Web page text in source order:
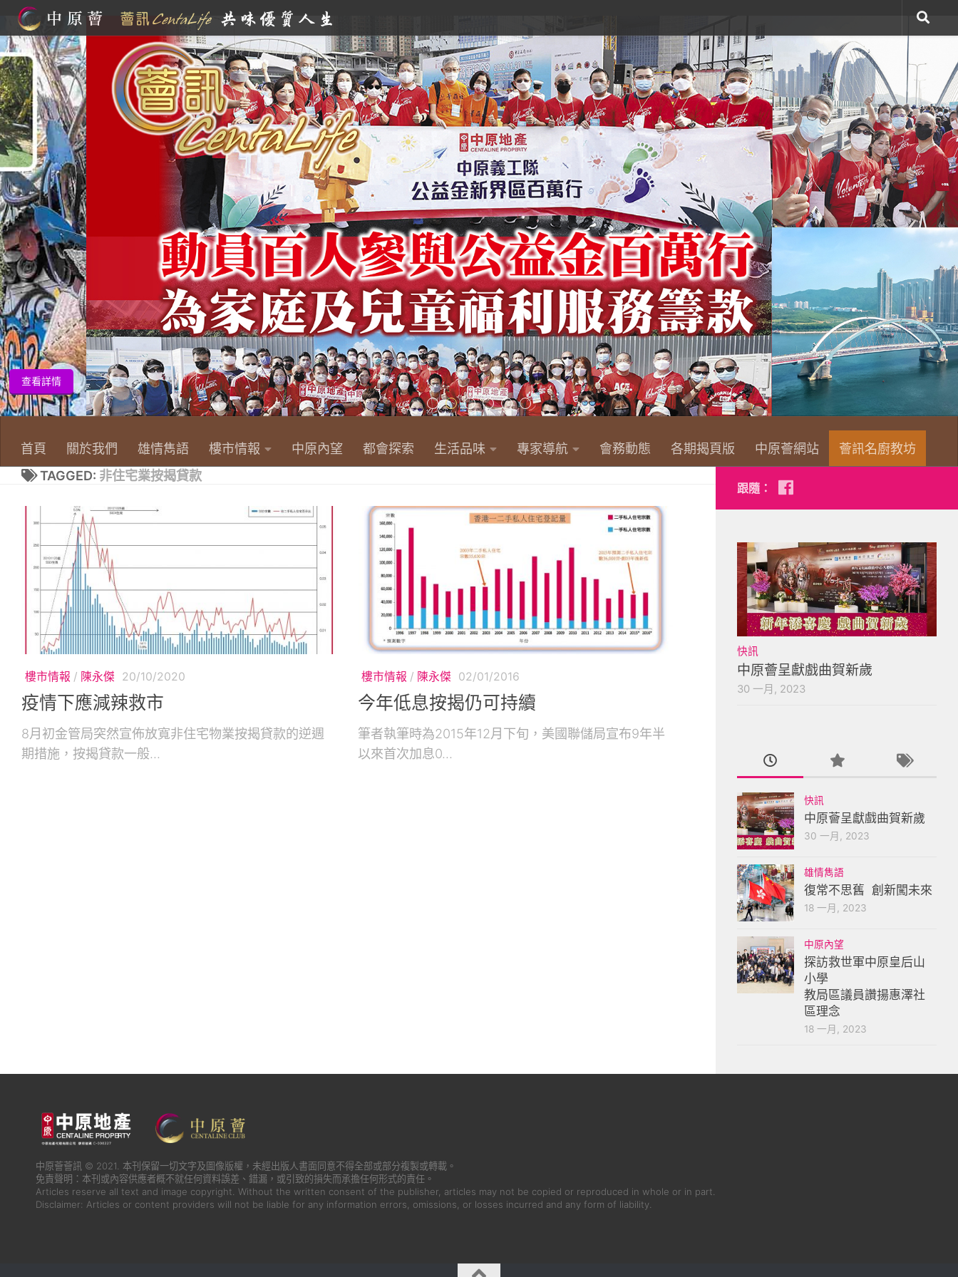
首頁 關於我們 雄情雋語 樓市情報 中原內望 都會探索 生活品味 專家導航 會務動態 各期揭頁版 中原薈網站
薈訊名廚教坊
TAGGED: 非住宅業按揭貸款
樓市情報 / 陳永傑 20/10/2020
疫情下應減辣救市
8月初金管局突然宣佈放寬非住宅物業按揭貸款的逆週
期措施，按揭貸款一般...
樓市情報 / 陳永傑 02/01/2016
今年低息按揭仍可持續
筆者執筆時為2015年12月下旬，美國聯儲局宣布9年半
以來首次加息0...
跟隨：
快訊
中原薈呈獻戲曲賀新歲
30 一月, 2023
快訊
中原薈呈獻戲曲賀新歲
30 一月, 2023
雄情雋語
復常不思舊 創新闖未來
18 一月, 2023
中原內望
探訪救世軍中原皇后山
小學
教局區議員讚揚惠澤社
區理念
18 一月, 2023
中原薈薈訊 © 2021. 本刊保留一切文字及圖像版權，未經出版人書面同意不得全部或部分複製或轉載。
免責聲明：本刊或內容供應者概不就任何資料誤差、錯漏，或引致的損失而承擔任何形式的責任。
Articles reserve all text and image copyright. Without the written consent of the publisher, articles may not be copied or reproduced in whole or in part.
Disclaimer: Articles or content providers will not be liable for any information errors, omissions, or losses incurred and any form of liability.